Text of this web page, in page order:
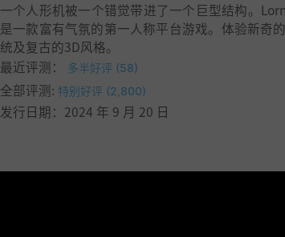
一个人形机被一个错觉带进了一个巨型结构。
是一款富有气氛的第一人称平台游戏。体验新奇
统及复古的3D风格。
最近评测：
多半好评 (58)
全部评测: 特别好评 (2,800)
发行日期：2024 年 9 月 20 日